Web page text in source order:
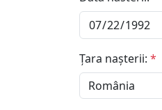
Țara nașterii: *